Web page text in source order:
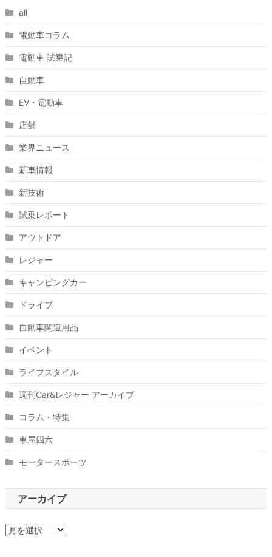
all
電動車コラム
電動車 試乗記
自動車
EV・電動車
店舗
業界ニュース
新車情報
新技術
試乗レポート
アウトドア
レジャー
キャンピングカー
ドライブ
自動車関連用品
イベント
ライフスタイル
週刊Car&レジャー アーカイブ
コラム・特集
車屋四六
モータースポーツ
アーカイブ
ア